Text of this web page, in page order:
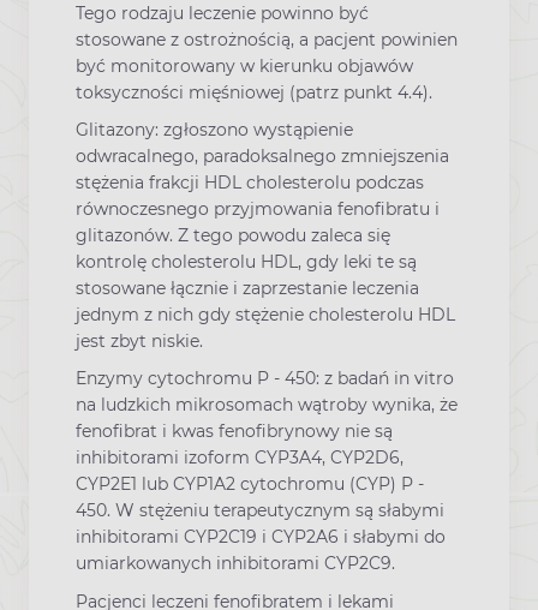
Tego rodzaju leczenie powinno być
stosowane z ostrożnością, a pacjent powinien
być monitorowany w kierunku objawów
toksyczności mięśniowej (patrz punkt 4.4).
Glitazony: zgłoszono wystąpienie
odwracalnego, paradoksalnego zmniejszenia
stężenia frakcji HDL cholesterolu podczas
równoczesnego przyjmowania fenofibratu i
glitazonów. Z tego powodu zaleca się
kontrolę cholesterolu HDL, gdy leki te są
stosowane łącznie i zaprzestanie leczenia
jednym z nich gdy stężenie cholesterolu HDL
jest zbyt niskie.
Enzymy cytochromu P - 450: z badań in vitro
na ludzkich mikrosomach wątroby wynika, że
fenofibrat i kwas fenofibrynowy nie są
inhibitorami izoform CYP3A4, CYP2D6,
CYP2E1 lub CYP1A2 cytochromu (CYP) P -
450. W stężeniu terapeutycznym są słabymi
inhibitorami CYP2C19 i CYP2A6 i słabymi do
umiarkowanych inhibitorami CYP2C9.
Pacjenci leczeni fenofibratem i lekami